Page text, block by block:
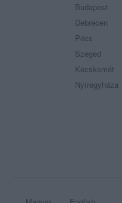
Budapest
Debrecen
Pécs
Szeged
Kecskemét
Nyíregyháza